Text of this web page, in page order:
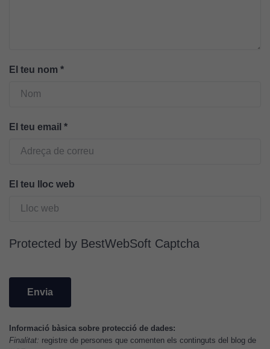
El teu nom *
El teu email *
El teu lloc web
Protected by BestWebSoft Captcha
Informació bàsica sobre protecció de dades:
Finalitat: registre de persones que comenten els continguts del blog de
són
opcionals.